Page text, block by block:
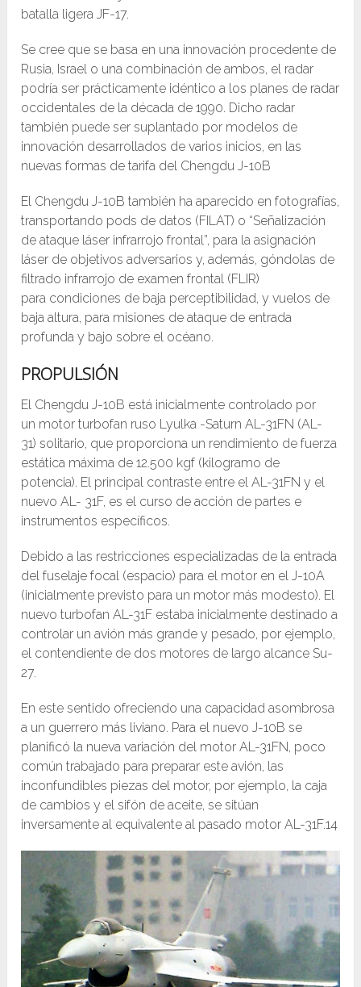
batalla ligera JF-17.
Se cree que se basa en una innovación procedente de
Rusia, Israel o una combinación de ambos, el radar
podría ser prácticamente idéntico a los planes de radar
occidentales de la década de 1990. Dicho radar
también puede ser suplantado por modelos de
innovación desarrollados de varios inicios, en las
nuevas formas de tarifa del Chengdu J-10B
El Chengdu J-10B también ha aparecido en fotografías,
transportando pods de datos (FILAT) o “Señalización
de ataque láser infrarrojo frontal”, para la asignación
láser de objetivos adversarios y, además, góndolas de
filtrado infrarrojo de examen frontal (FLIR)
para condiciones de baja perceptibilidad, y vuelos de
baja altura, para misiones de ataque de entrada
profunda y bajo sobre el océano.
PROPULSIÓN
El Chengdu J-10B está inicialmente controlado por
un motor turbofan ruso Lyulka -Saturn AL-31FN (AL-
31) solitario, que proporciona un rendimiento de fuerza
estática máxima de 12.500 kgf (kilogramo de
potencia). El principal contraste entre el AL-31FN y el
nuevo AL- 31F, es el curso de acción de partes e
instrumentos específicos.
Debido a las restricciones especializadas de la entrada
del fuselaje focal (espacio) para el motor en el J-10A
(inicialmente previsto para un motor más modesto). El
nuevo turbofan AL-31F estaba inicialmente destinado a
controlar un avión más grande y pesado, por ejemplo,
el contendiente de dos motores de largo alcance Su-
27.
En este sentido ofreciendo una capacidad asombrosa
a un guerrero más liviano. Para el nuevo J-10B se
planificó la nueva variación del motor AL-31FN, poco
común trabajado para preparar este avión, las
inconfundibles piezas del motor, por ejemplo, la caja
de cambios y el sifón de aceite, se sitúan
inversamente al equivalente al pasado motor AL-31F.14